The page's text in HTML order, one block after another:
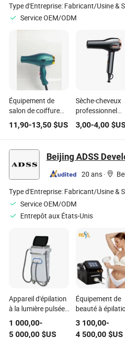
Équipement de
croissance
capillaire certifié CE
pigments ND
salon
Type d'Entreprise: Fabricant/Usine &
Service OEM/ODM
Équipement de
salon de coiffure
avec tête de cordon
d'alimentation
personnalisable et
réglages de chaleur
ajustables
11,90-13,50 $US
Sèche-cheveux
professionnel
puissant à faible
bruit
3,00-4,00
Beijing ADSS
20 ans ·
Type d'Entreprise: Fabricant/Usine &
Service OEM/ODM
Entrepôt aux États-Unis
Appareil d'épilation
à la lumière pulsée /
Équipement de
beauté pour le
1 000,00-
5 000,00 $US
Équipement de
beauté à
au laser à diode à
triple onde
3 100,00-
4 500,00$US